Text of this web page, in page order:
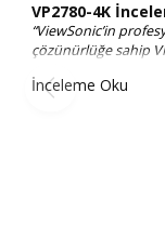
VP2780-4K
“ViewSonic’in
çözünürlüğe sahip
İnceleme Oku